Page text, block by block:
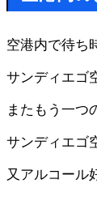
空港内で待ち
サンディエゴ
またもう一つ
サンディエゴ
又アルコール